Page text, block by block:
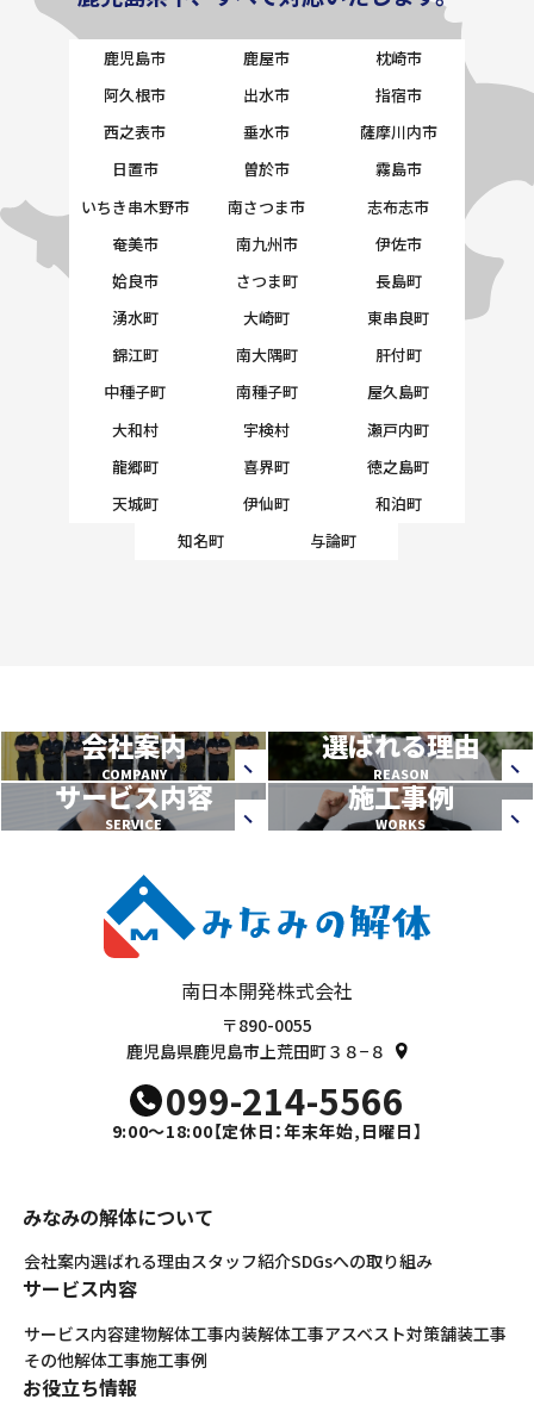
鹿児島市 鹿屋市
枕崎市
阿久根市
出水市
指宿市
西之表市
垂水市
薩摩川内市
日置市
曽於市
霧島市
いちき串木野市
南さつま市
志布志市
奄美市
南九州市
伊佐市
姶良市
さつま町
長島町
湧水町
大崎町
東串良町
錦江町
南大隅町
肝付町
中種子町
南種子町
屋久島町
大和村
宇検村
瀬戸内町
龍郷町
喜界町
徳之島町
天城町
伊仙町
和泊町
知名町
与論町
会社案内
COMPANY
選ばれる理由
REASON
サービス内容
SERVICE
施工事例
WORKS
南日本開発株式会社
〒890-0055
鹿児島県鹿児島市上荒田町３８−８
099-214-5566
9:00～18:00【定休日：年末年始,日曜日】
みなみの解体について
会社案内選ばれる理由スタッフ紹介SDGsへの取り組み
サービス内容
サービス内容建物解体工事内装解体工事アスベスト対策舗装工事
その他解体工事施工事例
お役立ち情報